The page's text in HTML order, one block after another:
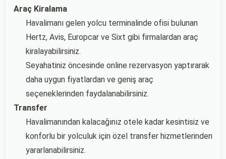
Araç Kiralama
Havalimanı gelen yolcu terminalinde ofisi bulunan
Hertz, Avis, Europcar ve Sixt gibi firmalardan araç
kiralayabilirsiniz.
Seyahatiniz öncesinde online rezervasyon yaptırarak
daha uygun fiyatlardan ve geniş araç
seçeneklerinden faydalanabilirsiniz.
Transfer
Havalimanından kalacağınız otele kadar kesintisiz ve
konforlu bir yolculuk için özel transfer hizmetlerinden
yararlanabilirsiniz.